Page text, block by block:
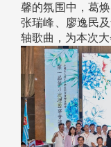
馨的氛围中，葛
张瑞峰、廖逸民
轴歌曲，为本次大